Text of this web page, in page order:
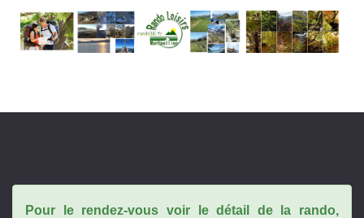
Pour le rendez-vous voir le détail de la rando,